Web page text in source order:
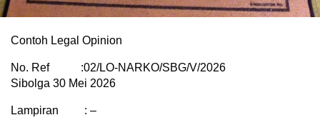
Contoh Legal Opinion
No. Ref :02/LO-NARKO/SBG/V/2026
Sibolga 30 Mei 2026
Lampiran : –